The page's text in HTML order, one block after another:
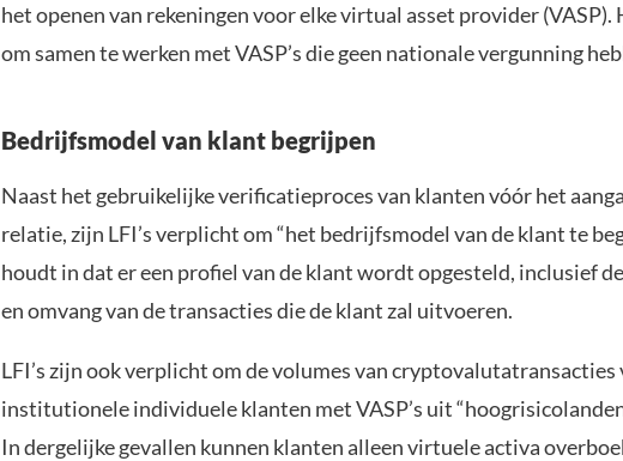
het openen van rekeningen voor elke virtual asset provider (VASP).
om samen te werken met VASP’s die geen nationale vergunning
Bedrijfsmodel van klant begrijpen
Naast het gebruikelijke verificatieproces van klanten vóór het
relatie, zijn LFI’s verplicht om “het bedrijfsmodel van de klant te
houdt in dat er een profiel van de klant wordt opgesteld, inclusief
en omvang van de transacties die de klant zal uitvoeren.
LFI’s zijn ook verplicht om de volumes van cryptovalutatransacties
institutionele individuele klanten met VASP’s uit
In dergelijke gevallen kunnen klanten alleen virtuele activa